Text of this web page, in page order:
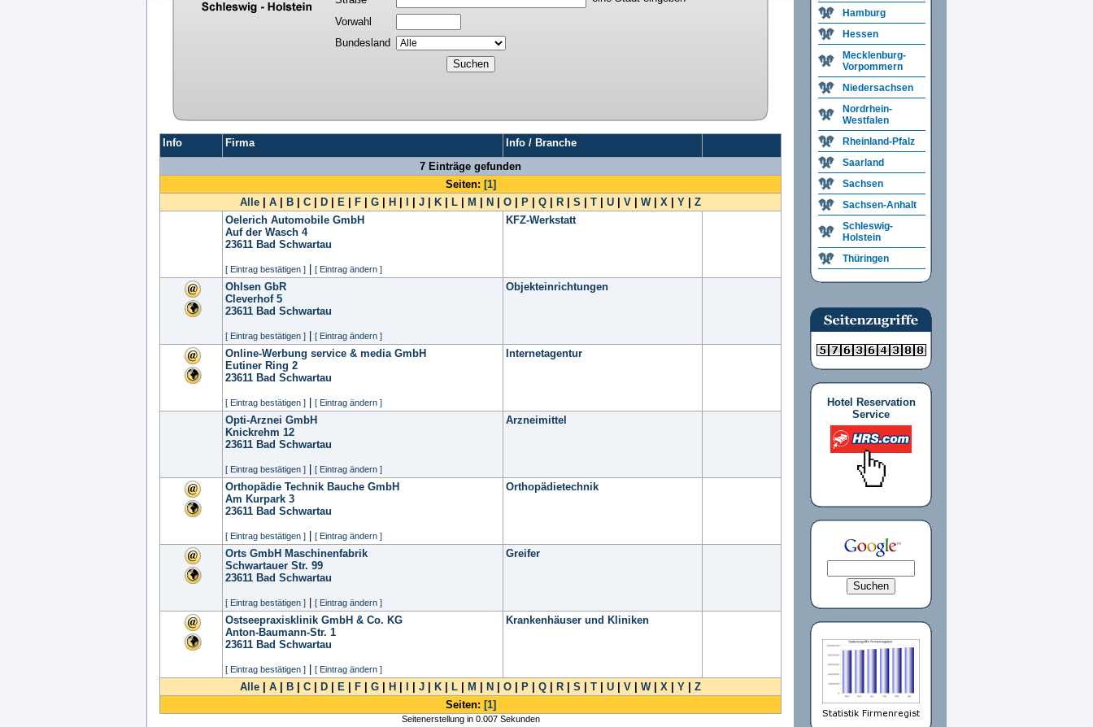
Vorwahl
Bundesland
Info Firma
Info / Branche
7 Einträge gefunden
Seiten: [1]
Alle
A B C D E F G H J K L M N O P Q R S T U V W| X Y
Z
Oelerich Automobile GmbH
Auf der Wasch 4
23611 Bad Schwartau
[ Eintrag bestätigen ] [ Eintrag ändern ]
KFZ-Werkstatt
Ohlsen GbR
Cleverhof 5
23611 Bad Schwartau
[ Eintrag bestätigen ] [ Eintrag ändern ]
Objekteinrichtungen
Online-Werbung service & media GmbH
Eutiner Ring 2
23611 Bad Schwartau
[ Eintrag bestätigen ] [ Eintrag ändern ]
Internetagentur
Opti-Arznei GmbH
Knickrehm 12
23611 Bad Schwartau
[ Eintrag bestätigen ] [ Eintrag ändern ]
Arzneimittel
Orthopädie Technik Bauche GmbH
Am Kurpark 3
23611 Bad Schwartau
[ Eintrag bestätigen ] [ Eintrag ändern ]
Orthopädietechnik
Orts GmbH Maschinenfabrik
Schwartauer Str. 99
23611 Bad Schwartau
[ Eintrag bestätigen ] [ Eintrag ändern ]
Greifer
Ostseepraxisklinik GmbH & Co. KG
Anton-Baumann-Str. 1
23611 Bad Schwartau
[ Eintrag bestätigen ] [ Eintrag ändern ]
Krankenhäuser und Kliniken
Alle A B C D E F G H J K L M N O P Q R S T U V W| X Y
Z
Seiten: [1]
Seitenerstellung in 0.007 Sekunden
Hamburg
Hessen
Mecklenburg-
Vorpommern
Niedersachsen
Nordrhein-
Westfalen
Rheinland-Pfalz
Saarland
Sachsen
Sachsen-Anhalt
Schleswig-
Holstein
Thüringen
Hotel Reservation
Service